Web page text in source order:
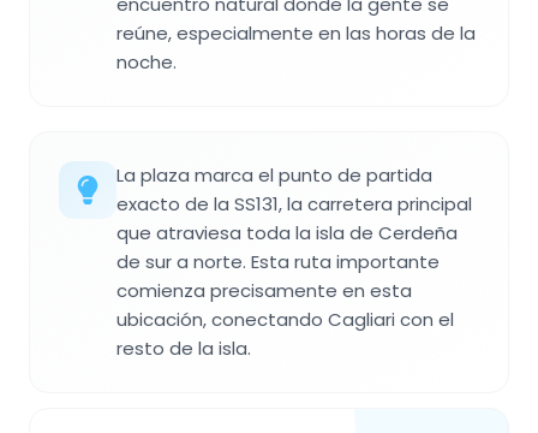
reúne, especialmente en las horas de la
noche.
La plaza marca el punto de partida
exacto de la SS131, la carretera principal
que atraviesa toda la isla de Cerdeña
de sur a norte. Esta ruta importante
comienza precisamente en esta
ubicación, conectando Cagliari con el
resto de la isla.